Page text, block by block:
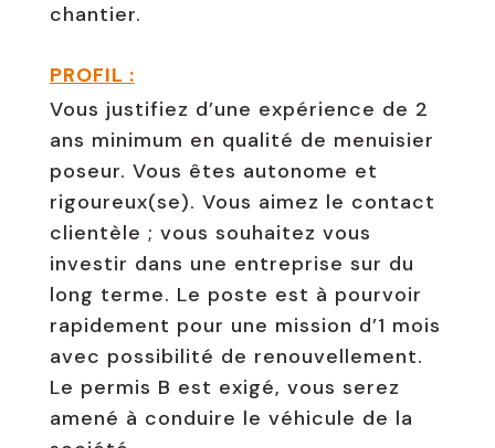
chantier.
PROFIL :
Vous justifiez d’une expérience de 2
ans minimum en qualité de menuisier
poseur. Vous êtes autonome et
rigoureux(se). Vous aimez le contact
clientèle ; vous souhaitez vous
investir dans une entreprise sur du
long terme. Le poste est à pourvoir
rapidement pour une mission d’1 mois
avec possibilité de renouvellement.
Le permis B est exigé, vous serez
amené à conduire le véhicule de la